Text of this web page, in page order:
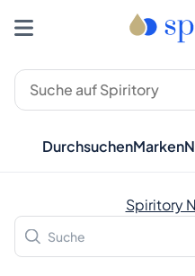
DurchsuchenMarken
Spiritory